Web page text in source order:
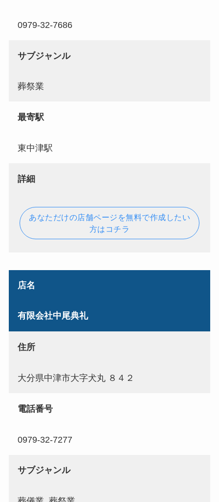
0979-32-7686
サブジャンル
葬祭業
最寄駅
東中津駅
詳細
あなただけの店舗ページを無料で作成したい
方はコチラ
店名
有限会社中尾典礼
住所
大分県中津市大字犬丸 ８４２
電話番号
0979-32-7277
サブジャンル